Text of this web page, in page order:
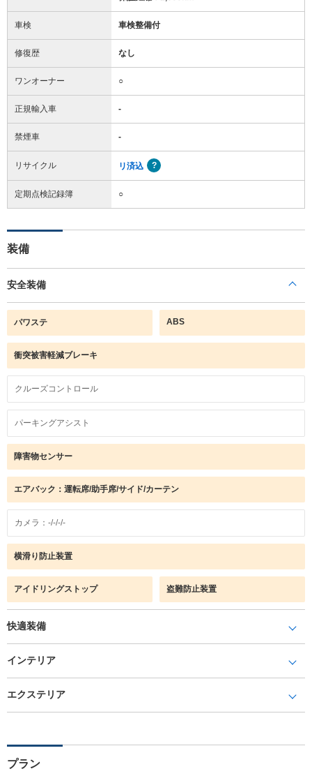
車検 車検整備付
修復歴 なし
ワンオーナー ○
正規輸入車 -
禁煙車 -
リサイクル リ済込
定期点検記録簿 ○
装備
安全装備
パワステ ABS
衝突被害軽減ブレーキ
クルーズコントロール
パーキングアシスト
障害物センサー
エアバック：運転席/助手席/サイド/カーテン
カメラ：-/-/-/-
横滑り防止装置
アイドリングストップ 盗難防止装置
快適装備
インテリア
エクステリア
プラン